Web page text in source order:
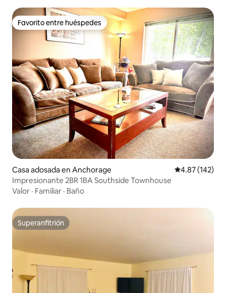
Favorito entre huéspedes
Favorito entre huéspedes
Casa adosada en Anchorage Calificación
4.87 (142)
Impresionante 2BR 1BA Southside Townhouse
Valor · Familiar · Baño
Superanfitrión
Superanfitrión